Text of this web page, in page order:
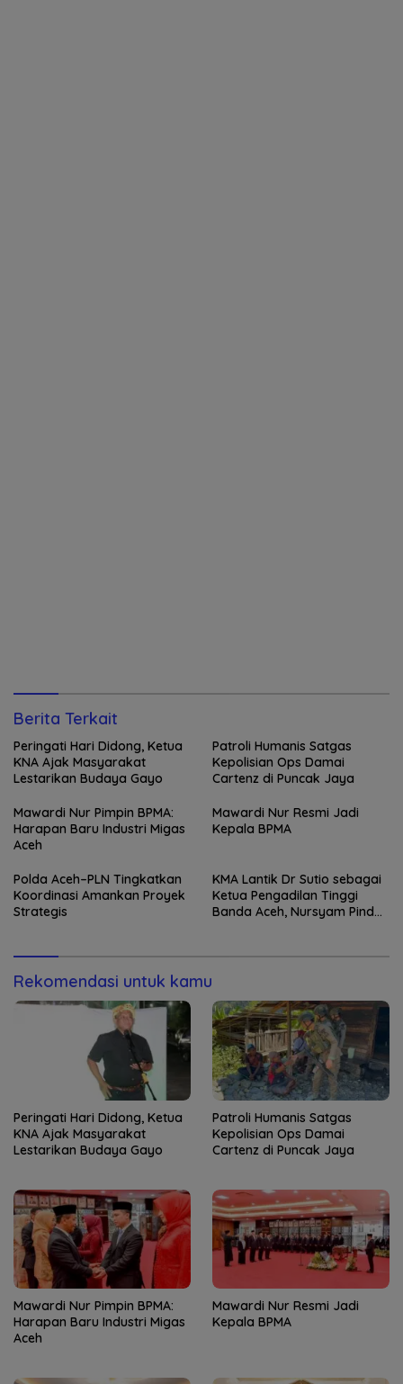
Berita Terkait
Peringati Hari Didong, Ketua
KNA Ajak Masyarakat
Lestarikan Budaya Gayo
Patroli Humanis Satgas
Kepolisian Ops Damai
Cartenz di Puncak Jaya
Mawardi Nur Pimpin BPMA:
Harapan Baru Industri Migas
Aceh
Mawardi Nur Resmi Jadi
Kepala BPMA
Polda Aceh–PLN Tingkatkan
Koordinasi Amankan Proyek
Strategis
KMA Lantik Dr Sutio sebagai
Ketua Pengadilan Tinggi
Banda Aceh, Nursyam Pindah
Rekomendasi untuk kamu
Peringati Hari Didong, Ketua
KNA Ajak Masyarakat
Lestarikan Budaya Gayo
Patroli Humanis Satgas
Kepolisian Ops Damai
Cartenz di Puncak Jaya
Mawardi Nur Pimpin BPMA:
Harapan Baru Industri Migas
Aceh
Mawardi Nur Resmi Jadi
Kepala BPMA